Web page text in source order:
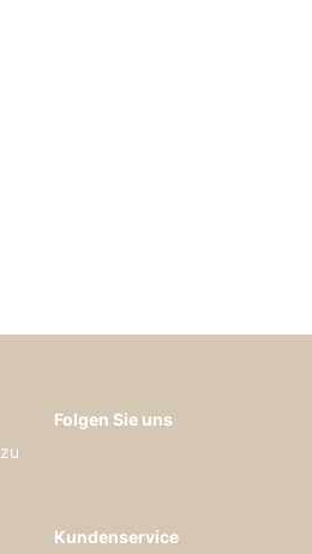
Folgen Sie uns
Kundenservice